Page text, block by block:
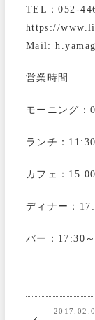
TEL：052-
https://
Mail:
営業時間
モーニング：
ランチ：
カフェ：
ディナー：
バー：17:30